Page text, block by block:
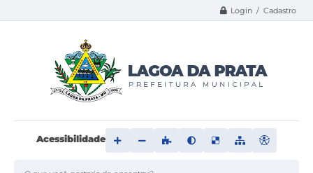
Login / Cadastro
Acessibilidade